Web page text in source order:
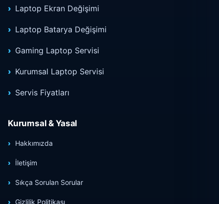
Laptop Ekran Değişimi
Laptop Batarya Değişimi
Gaming Laptop Servisi
Kurumsal Laptop Servisi
Servis Fiyatları
Kurumsal & Yasal
Hakkımızda
İletişim
Sıkça Sorulan Sorular
Gizlilik Politikası